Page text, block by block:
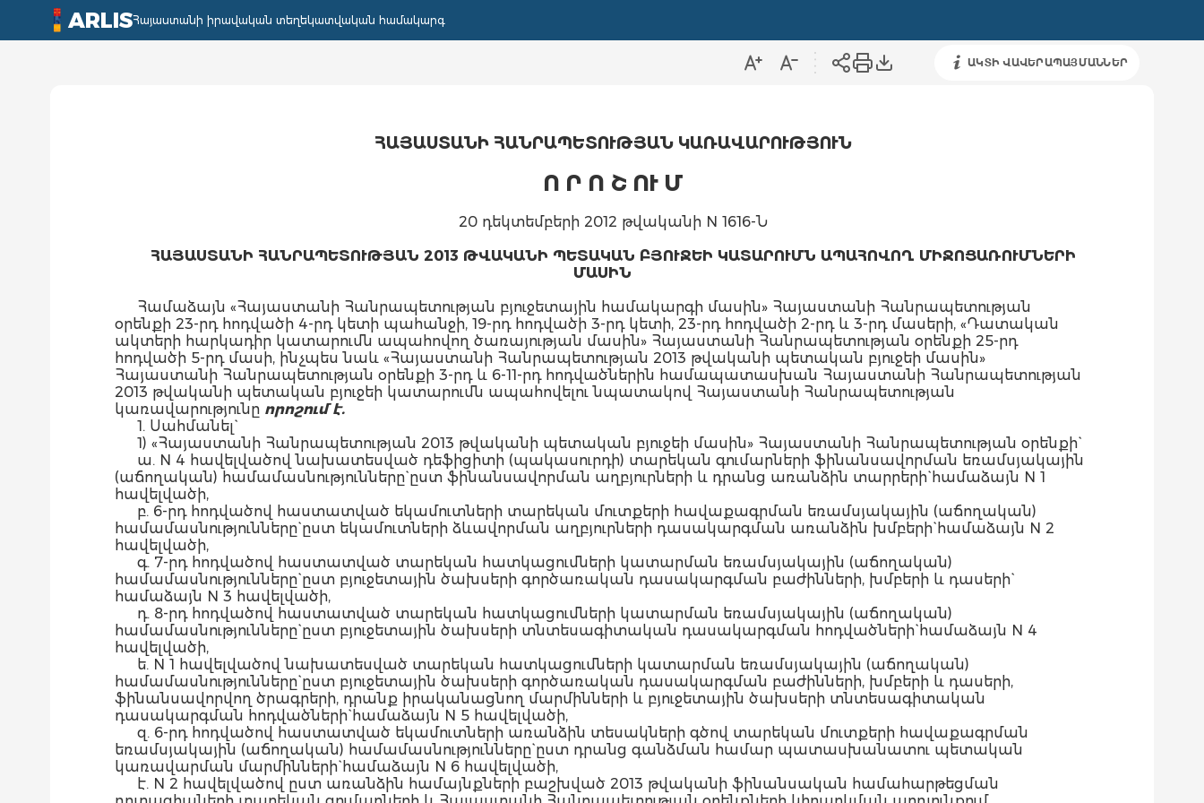
ARLISՀայաստանի իրավական տեղեկատվական համակարգ
ԱԿՏԻ ՎԱՎԵՐԱՊԱՅՄԱՆՆԵՐ
ՀԱՅԱՍՏԱՆԻ ՀԱՆՐԱՊԵՏՈՒԹՅԱՆ ԿԱՌԱՎԱՐՈՒԹՅՈՒՆ
Ո Ր Ո Շ ՈՒ Մ
20 դեկտեմբերի 2012 թվականի N 1616-Ն
ՀԱՅԱՍՏԱՆԻ ՀԱՆՐԱՊԵՏՈՒԹՅԱՆ 2013 ԹՎԱԿԱՆԻ ՊԵՏԱԿԱՆ ԲՅՈՒՋԵԻ ԿԱՏԱՐՈՒՄՆ ԱՊԱՀՈՎՈՂ ՄԻՋՈՑԱՌՈՒՄՆԵՐԻ
ՄԱՍԻՆ
Համաձայն «Հայաստանի Հանրապետության բյուջետային համակարգի մասին» Հայաստանի Հանրապետության
օրենքի 23-րդ հոդվածի 4-րդ կետի պահանջի, 19-րդ հոդվածի 3-րդ կետի, 23-րդ հոդվածի 2-րդ և 3-րդ մասերի, «Դատական
ակտերի հարկադիր կատարումն ապահովող ծառայության մասին» Հայաստանի Հանրապետության օրենքի 25-րդ
հոդվածի 5-րդ մասի, ինչպես նաև «Հայաստանի Հանրապետության 2013 թվականի պետական բյուջեի մասին»
Հայաստանի Հանրապետության օրենքի 3-րդ և 6-11-րդ հոդվածներին համապատասխան Հայաստանի Հանրապետության
2013 թվականի պետական բյուջեի կատարումն ապահովելու նպատակով Հայաստանի Հանրապետության
կառավարությունը որոշում է.
1. Սահմանել`
1) «Հայաստանի Հանրապետության 2013 թվականի պետական բյուջեի մասին» Հայաստանի Հանրապետության օրենքի`
ա. N 4 հավելվածով նախատեսված դեֆիցիտի (պակասուրդի) տարեկան գումարների ֆինանսավորման եռամսյակային
(աճողական) համամասնությունները` ըստ ֆինանսավորման աղբյուրների և դրանց առանձին տարրերի` համաձայն N 1
հավելվածի,
բ. 6-րդ հոդվածով հաստատված եկամուտների տարեկան մուտքերի հավաքագրման եռամսյակային (աճողական)
համամասնությունները` ըստ եկամուտների ձևավորման աղբյուրների դասակարգման առանձին խմբերի` համաձայն N 2
հավելվածի,
գ. 7-րդ հոդվածով հաստատված տարեկան հատկացումների կատարման եռամսյակային (աճողական)
համամասնությունները` ըստ բյուջետային ծախսերի գործառական դասակարգման բաժինների, խմբերի և դասերի`
համաձայն N 3 հավելվածի,
դ. 8-րդ հոդվածով հաստատված տարեկան հատկացումների կատարման եռամսյակային (աճողական)
համամասնությունները` ըստ բյուջետային ծախսերի տնտեսագիտական դասակարգման հոդվածների` համաձայն N 4
հավելվածի,
ե. N 1 հավելվածով նախատեսված տարեկան հատկացումների կատարման եռամսյակային (աճողական)
համամասնությունները` ըստ բյուջետային ծախսերի գործառական դասակարգման բաժինների, խմբերի և դասերի,
ֆինանսավորվող ծրագրերի, դրանք իրականացնող մարմինների և բյուջետային ծախսերի տնտեսագիտական
դասակարգման հոդվածների` համաձայն N 5 հավելվածի,
զ. 6-րդ հոդվածով հաստատված եկամուտների առանձին տեսակների գծով տարեկան մուտքերի հավաքագրման
եռամսյակային (աճողական) համամասնությունները` ըստ դրանց գանձման համար պատասխանատու պետական
կառավարման մարմինների` համաձայն N 6 հավելվածի,
է. N 2 հավելվածով ըստ առանձին համայնքների բաշխված 2013 թվականի ֆինանսական համահարթեցման